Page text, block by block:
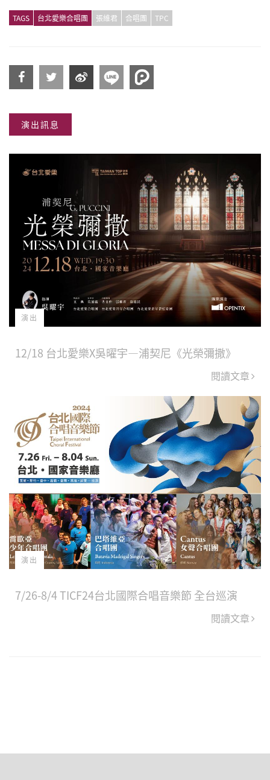
TAGS 台北愛樂合唱團 張維君 合唱團 TPC
到
演出訊息
演出
12/18 台北愛樂X吳曜宇—浦契尼《光榮彌撒》
閱讀文章
演出
7/26-8/4 TICF24台北國際合唱音樂節 全台巡演
閱讀文章